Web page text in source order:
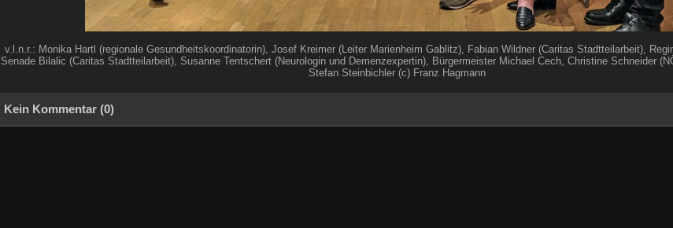
v.l.n.r.: Monika Hartl (regionale Gesundheitskoordinatorin), Josef Kreimer (Leiter Marienheim Gablitz), Fabian Wildner (Caritas Stadtteilarbeit),
Senade Bilalic (Caritas Stadtteilarbeit), Susanne Tentschert (Neurologin und Demenzexpertin), Bürgermeister Michael Cech, Christine Schneider
Stefan Steinbichler (c) Franz Hagmann
Kein Kommentar (0)